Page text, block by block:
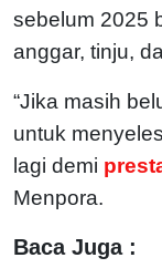
sebelum 2025
anggar, tinju,
“Jika masih
untuk
lagi demi
Menpora.
Baca Juga :